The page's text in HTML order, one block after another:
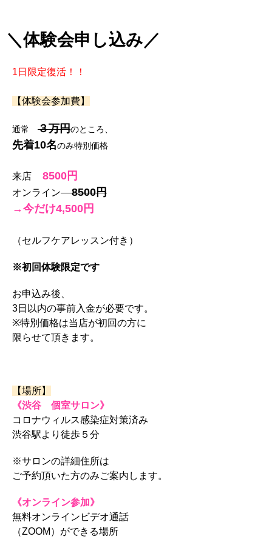
＼体験会申し込み／
1日限定復活！！
【体験会参加費】
通常 ３万円のところ、
先着10名のみ特別価格
来店 8500円
オンライン8500円
→今だけ4,500円
（セルフケアレッスン付き）
※初回体験限定です
お申込み後、
3日以内の事前入金が必要です。
※特別価格は当店が初回の方に
限らせて頂きます。
【場所】
《渋谷 個室サロン》
コロナウィルス感染症対策済み
渋谷駅より徒歩５分
※サロンの詳細住所は
ご予約頂いた方のみご案内します。
《オンライン参加》
無料オンラインビデオ通話
（ZOOM）ができる場所